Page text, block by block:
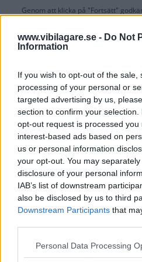
www.vibilagare.se - Do Not
Information
If you wish to opt-out of the
processing of your personal or
targeted advertising by us,
section to confirm your
opt-out request is processed you
interest-based ads based on
us or personal information
your opt-out. You may
disclosure of your personal
IAB’s list of downstream
also be disclosed by us to third
Downstream Participants that
Please note that this website/
Personal Data Processing
Genom att klicka på "Fortsätt"
OK-Förlagets integritetspolicy
Är du redan prenumerant
Aktivera din digitala